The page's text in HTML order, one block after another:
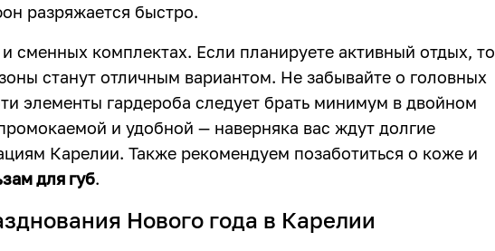
разряжается быстро.
сменных комплектах. Если планируете активный отдых, то
станут отличным вариантом. Не забывайте о головных
элементы гардероба следует брать минимум в двойном
и удобной — наверняка вас ждут долгие
Карелии. Также рекомендуем позаботиться о коже и
для губ.
Нового года в Карелии